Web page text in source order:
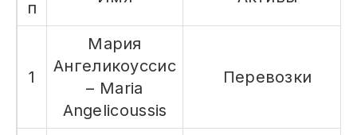
п
1
Мария
Ангеликоуссис
– Maria
Angelicoussis
Перевозки